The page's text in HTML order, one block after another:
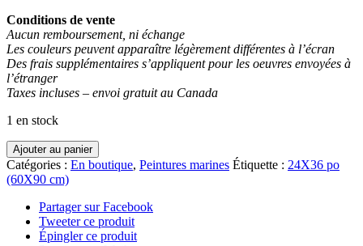
Conditions de vente
Aucun remboursement, ni échange
Les couleurs peuvent apparaître légèrement différentes à l’écran
Des frais supplémentaires s’appliquent pour les oeuvres envoyées à
l’étranger
Taxes incluses – envoi gratuit au Canada
1 en stock
quantité
de
Luc
Yves
Ajouter au panier
Catégories : En boutique, Peintures marines Étiquette : 24X36 po
(60X90 cm)
Partager sur Facebook
Tweeter ce produit
Épingler ce produit